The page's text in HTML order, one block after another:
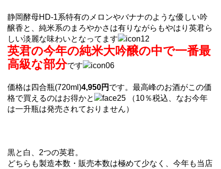
静岡酵母HD-1系特有のメロンやバナナのような優しい吟
醸香と、純米系のまろやかさは有りながらもやはり英君ら
しい淡麗な味わいとなってます
英君の今年の純米大吟醸の中で一番最
高級な部分です
価格は四合瓶(720ml)4,950円 です。最高峰のお酒がこの価
格で買えるのはお得かと
（10％税込、なお今年
は一升瓶は発売されておりません）
黒と白、2つの英君。
どちらも製造本数・販売本数は極めて少なく、今年も当店